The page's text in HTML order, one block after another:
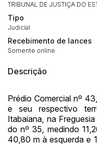
TRIBUNAL DE JUSTIÇA DO
Tipo
Judicial
Recebimento de lances
Somente online
Descrição
Prédio Comercial nº
e seu respectivo
Itabaiana, na
do nº 35, medindo
40,80 m à esquerda e
Envie sua Proposta
Data
Habilite-se para
propostas